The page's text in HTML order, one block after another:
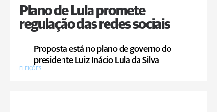
Plano de Lula promete
regulação das redes sociais
Proposta está no plano de governo do
presidente Luiz Inácio Lula da Silva
ELEIÇÕES